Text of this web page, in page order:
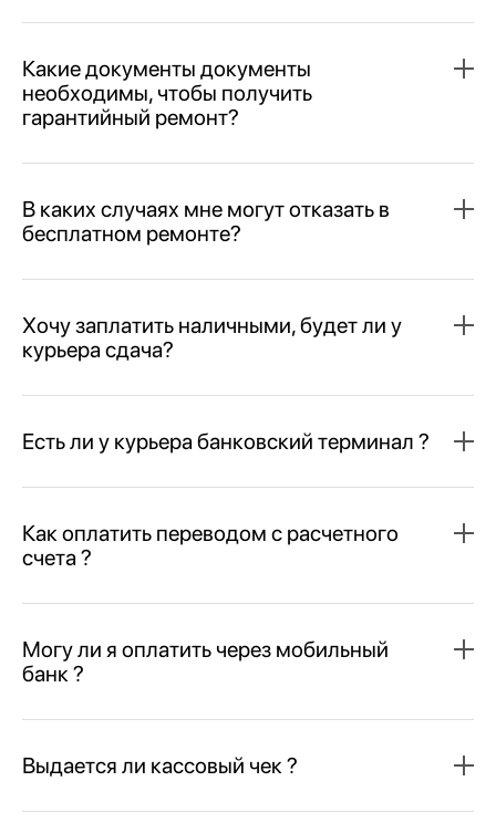
Какие документы документы
необходимы, чтобы получить
гарантийный ремонт?
В каких случаях мне могут отказать в
бесплатном ремонте?
Хочу заплатить наличными, будет ли у
курьера сдача?
Есть ли у курьера банковский терминал ?
Как оплатить переводом с расчетного
счета ?
Могу ли я оплатить через мобильный
банк ?
Выдается ли кассовый чек ?